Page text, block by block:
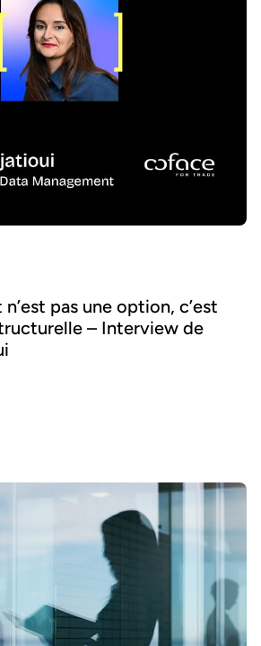
pas une option, c’est
– Interview de